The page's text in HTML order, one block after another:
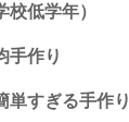
低学年）
手作り
単すぎる手作り